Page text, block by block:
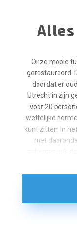
Onze mooie
gerestaureerd.
doordat er
Utrecht in zijn
voor 20
wettelijke
kunt zitten. In
met